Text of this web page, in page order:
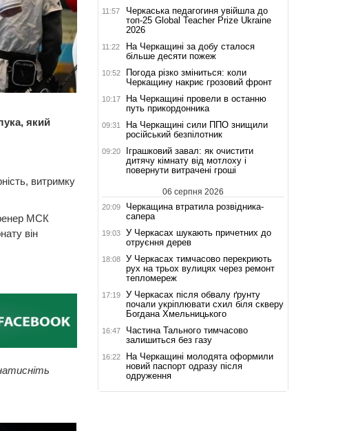
який
витримку
МСК
він
11:57
Черкаська педагогиня увійшла до
топ-25 Global Teacher Prize Ukraine
2026
11:22
На Черкащині за добу сталося
більше десяти пожеж
10:52
Погода різко зміниться: коли
Черкащину накриє грозовий фронт
10:17
На Черкащині провели в останню
путь прикордонника
09:31
На Черкащині сили ППО знищили
російський безпілотник
09:20
Іграшковий завал: як очистити
дитячу кімнату від мотлоху і
повернути витрачені гроші
06 серпня 2026
20:09
Черкащина втратила розвідника-
сапера
19:03
У Черкасах шукають причетних до
отруєння дерев
18:08
У Черкасах тимчасово перекриють
рух на трьох вулицях через ремонт
тепломереж
17:19
У Черкасах після обвалу ґрунту
почали укріплювати схил біля скверу
Богдана Хмельницького
16:47
Частина Тального тимчасово
залишиться без газу
16:22
На Черкащині молодята оформили
новий паспорт одразу після
одруження